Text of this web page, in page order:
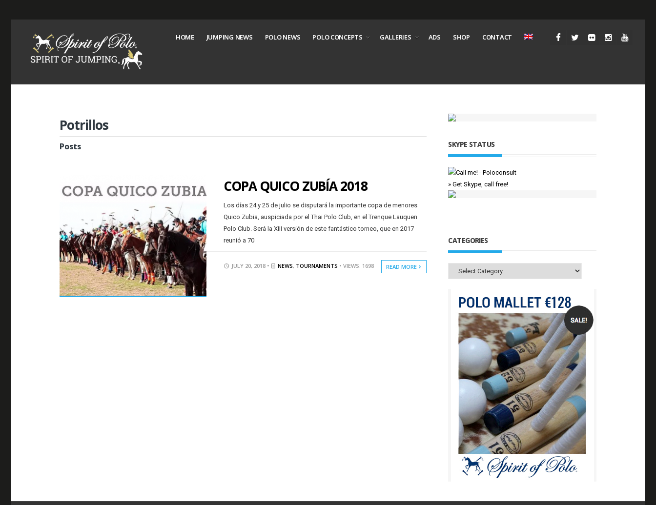
HOME JUMPING NEWS POLO NEWS POLO CONCEPTS GALLERIES ADS SHOP CONTACT
Potrillos
Posts
COPA QUICO ZUBÍA 2018
Los días 24 y 25 de julio se disputará la importante copa de menores
Quico Zubia, auspiciada por el Thai Polo Club, en el Trenque Lauquen
Polo Club. Será la XIII versión de este fantástico torneo, que en 2017
reunió a 70
JULY 20, 2018 • NEWS, TOURNAMENTS • VIEWS: 1698 READ MORE
SKYPE STATUS
» Get Skype, call free!
CATEGORIES
Categories